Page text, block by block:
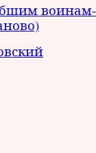
воинам-